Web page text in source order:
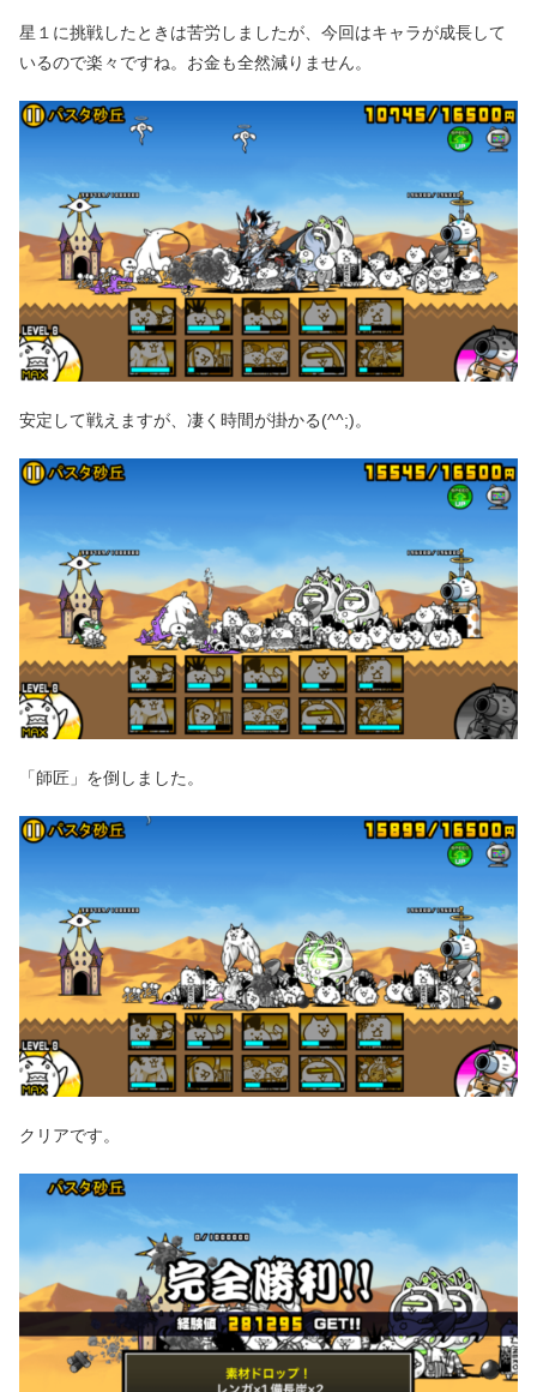
星１に挑戦したときは苦労しましたが、今回はキャラが成長して
いるので楽々ですね。お金も全然減りません。
安定して戦えますが、凄く時間が掛かる(^^;)。
「師匠」を倒しました。
クリアです。